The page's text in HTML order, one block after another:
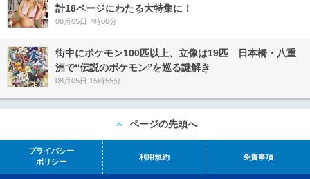
計18ページにわたる大特集に！
08月05日 7時00分
街中にポケモン100匹以上、立像は19匹 日本橋・八重
洲で“伝説のポケモン”を巡る謎解き
08月05日 15時55分
ページの先頭へ
プライバシー
ポリシー
利用規約 免責事項